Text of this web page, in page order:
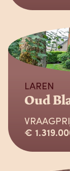
Verkocht
LAREN
Oud
€